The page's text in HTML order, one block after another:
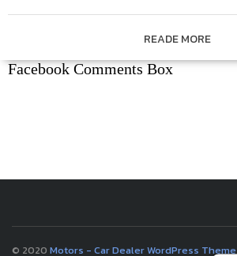
READE MORE
Facebook Comments Box
© 2020 Motors - Car Dealer WordPress Theme